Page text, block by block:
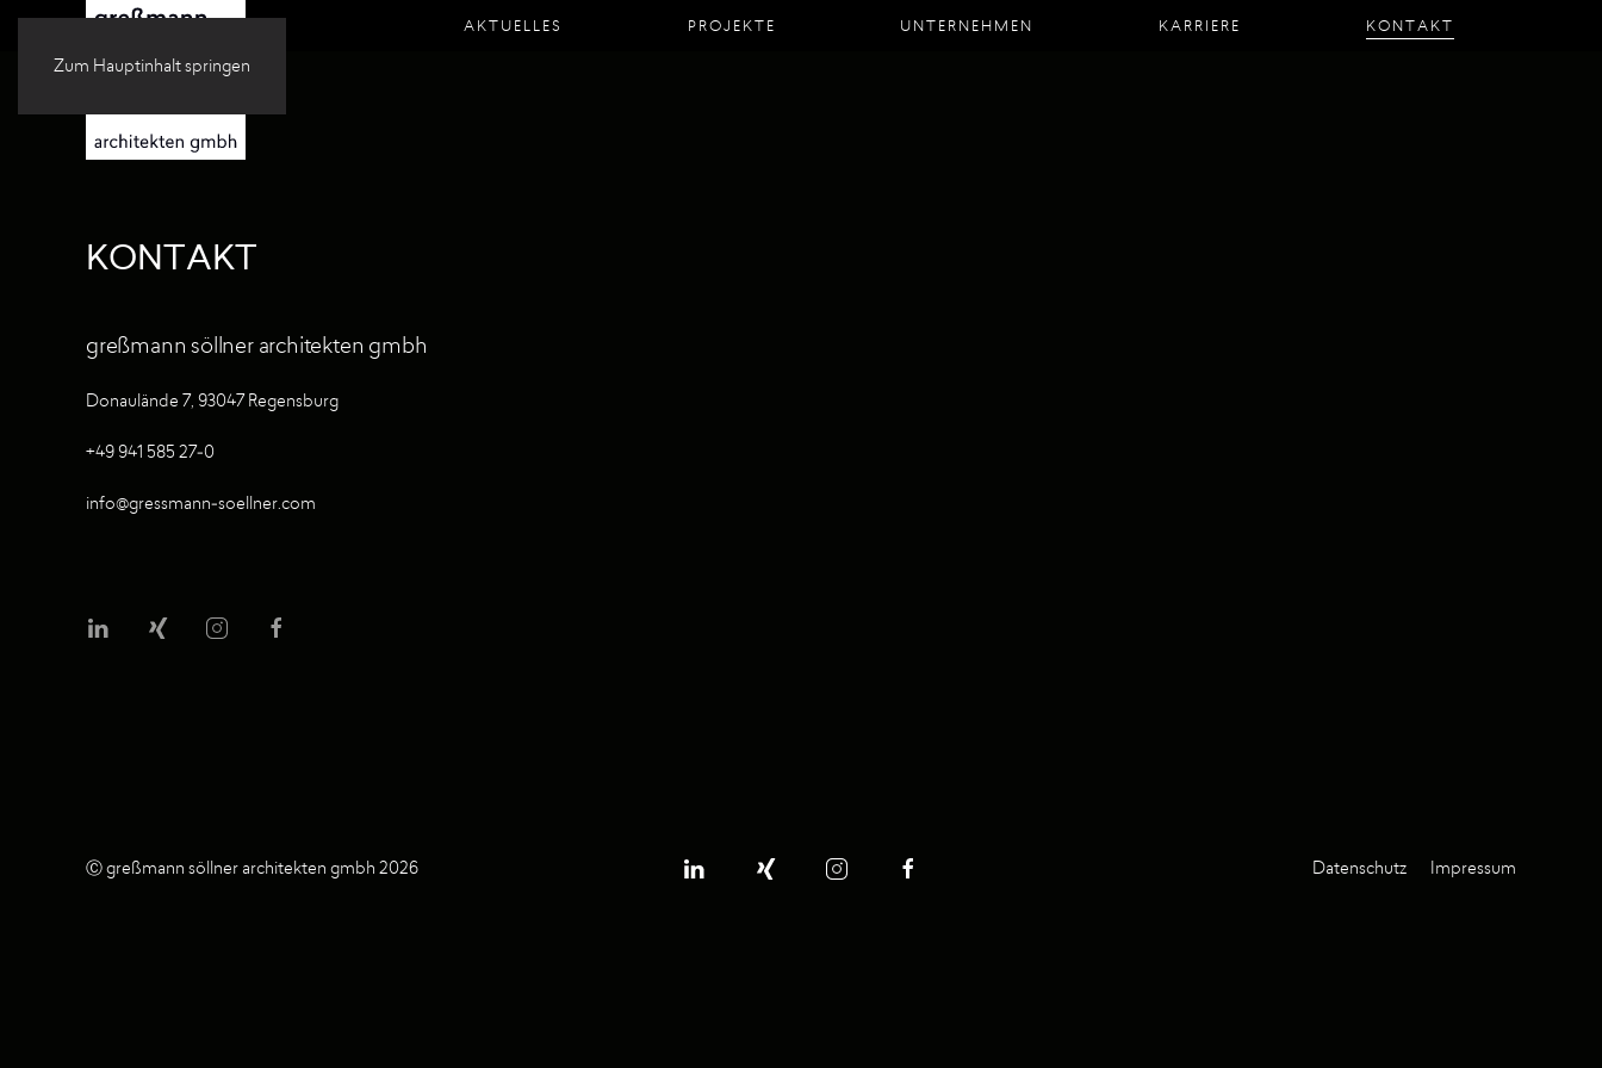
Zum Hauptinhalt springen
AKTUELLES PROJEKTE UNTERNEHMEN KARRIERE KONTAKT
KONTAKT
greßmann söllner architekten gmbh
Donaulände 7, 93047 Regensburg
+49 941 585 27-0
info@gressmann-soellner.com
Ⓒ greßmann söllner architekten gmbh 2026 Datenschutz Impressum